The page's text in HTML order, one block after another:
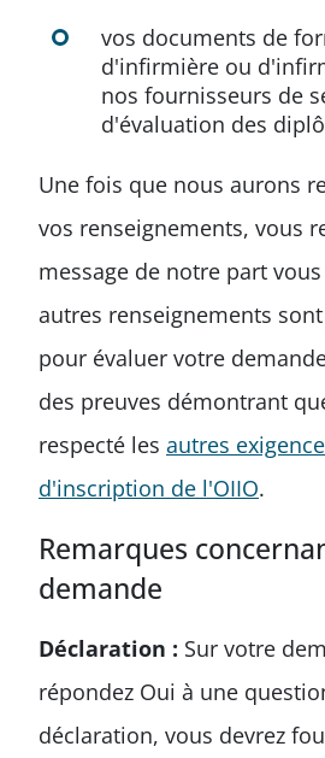
vos documents de
d'infirmière ou
nos fournisseurs de
d'évaluation des
Une fois que nous aurons
vos renseignements, vous
message de notre part
autres renseignements
pour évaluer votre
des preuves démontrant
respecté les autres
d'inscription de l'OIIO.
Remarques
demande
Déclaration : Sur votre
répondez Oui à une
déclaration, vous devrez